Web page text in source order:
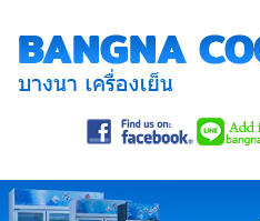
Previous